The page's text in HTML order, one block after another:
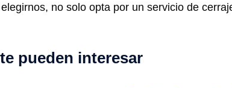
no solo opta por un servicio de
pueden interesar